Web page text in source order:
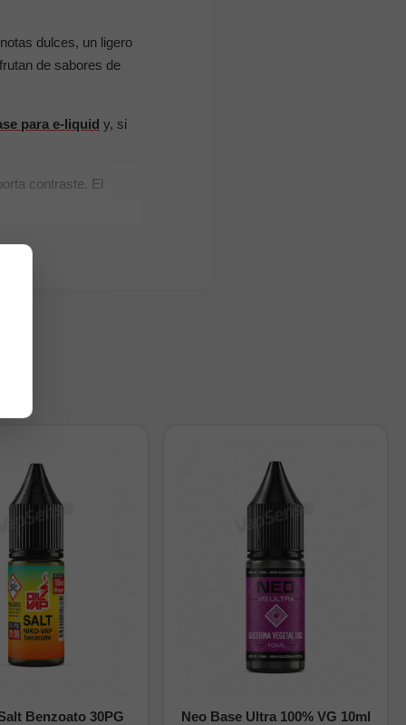
dulces, un ligero
de sabores de
para e-liquid y, si
contraste. El
Benzoato 30PG
Neo Base Ultra 100% VG 10ml